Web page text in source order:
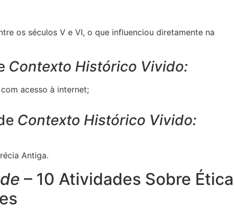
os séculos V e VI, o que influenciou diretamente na
Contexto Histórico Vivido:
acesso à internet;
Contexto Histórico Vivido:
Antiga.
– 10 Atividades Sobre Ética